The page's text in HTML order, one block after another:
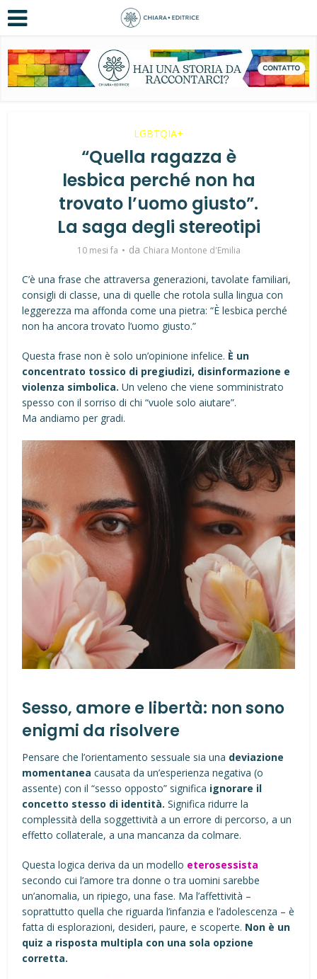
LGBTQIA+
“Quella ragazza è
lesbica perché non ha
trovato l’uomo giusto”.
La saga degli stereotipi
10 mesi fa da Chiara Montone d'Emilia
C’è una frase che attraversa generazioni, tavolate familiari,
consigli di classe, una di quelle che rotola sulla lingua con
leggerezza ma affonda come una pietra: “È lesbica perché
non ha ancora trovato l’uomo giusto.”
Questa frase non è solo un’opinione infelice. È un
concentrato tossico di pregiudizi, disinformazione e
violenza simbolica. Un veleno che viene somministrato
spesso con il sorriso di chi “vuole solo aiutare”.
Ma andiamo per gradi.
Sesso, amore e libertà: non sono
enigmi da risolvere
Pensare che l’orientamento sessuale sia una deviazione
momentanea causata da un’esperienza negativa (o
assente) con il “sesso opposto” significa ignorare il
concetto stesso di identità. Significa ridurre la
complessità della soggettività a un errore di percorso, a un
effetto collaterale, a una mancanza da colmare.
Questa logica deriva da un modello eterosessista
secondo cui l’amore tra donne o tra uomini sarebbe
un’anomalia, un ripiego, una fase. Ma l’affettività –
soprattutto quella che riguarda l’infanzia e l’adolescenza – è
fatta di esplorazioni, desideri, paure, e scoperte. Non è un
quiz a risposta multipla con una sola opzione
corretta.